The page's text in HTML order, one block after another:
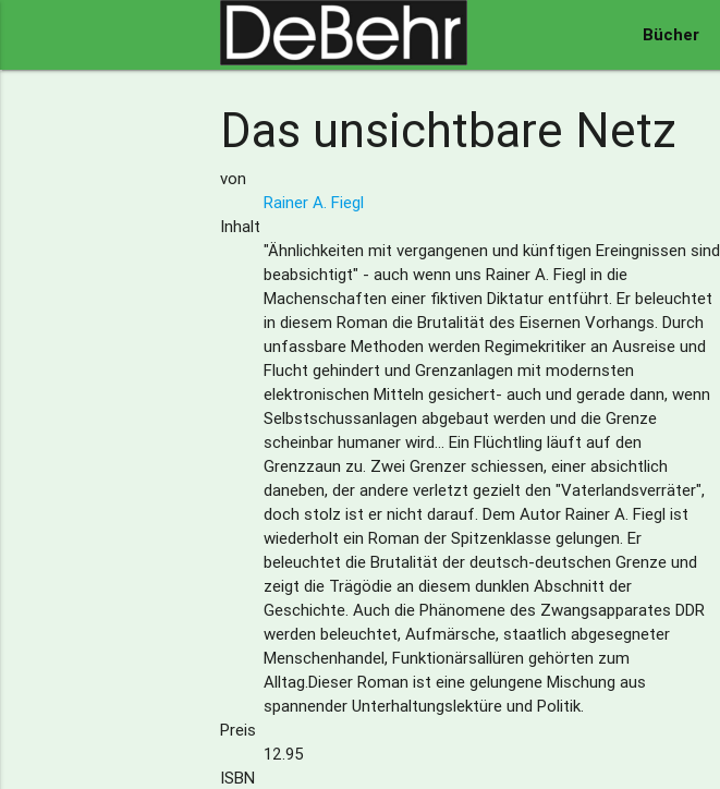
Bücher
Das unsichtbare Netz
von
Rainer A. Fiegl
Inhalt
"Ähnlichkeiten mit vergangenen und künftigen Ereingnissen sind
beabsichtigt" - auch wenn uns Rainer A. Fiegl in die
Machenschaften einer fiktiven Diktatur entführt. Er beleuchtet
in diesem Roman die Brutalität des Eisernen Vorhangs. Durch
unfassbare Methoden werden Regimekritiker an Ausreise und
Flucht gehindert und Grenzanlagen mit modernsten
elektronischen Mitteln gesichert- auch und gerade dann, wenn
Selbstschussanlagen abgebaut werden und die Grenze
scheinbar humaner wird... Ein Flüchtling läuft auf den
Grenzzaun zu. Zwei Grenzer schiessen, einer absichtlich
daneben, der andere verletzt gezielt den "Vaterlandsverräter",
doch stolz ist er nicht darauf. Dem Autor Rainer A. Fiegl ist
wiederholt ein Roman der Spitzenklasse gelungen. Er
beleuchtet die Brutalität der deutsch-deutschen Grenze und
zeigt die Trägödie an diesem dunklen Abschnitt der
Geschichte. Auch die Phänomene des Zwangsapparates DDR
werden beleuchtet, Aufmärsche, staatlich abgesegneter
Menschenhandel, Funktionärsallüren gehörten zum
Alltag.Dieser Roman ist eine gelungene Mischung aus
spannender Unterhaltungslektüre und Politik.
Preis
12.95
ISBN